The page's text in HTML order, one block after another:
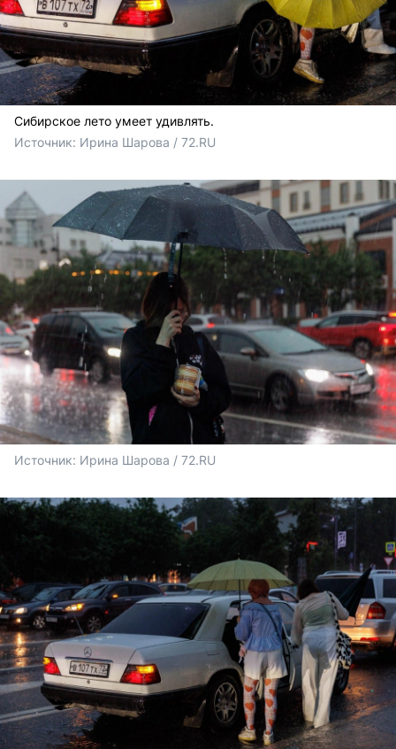
Сибирское лето умеет удивлять.
Источник: Ирина Шарова / 72.RU
Источник: Ирина Шарова / 72.RU